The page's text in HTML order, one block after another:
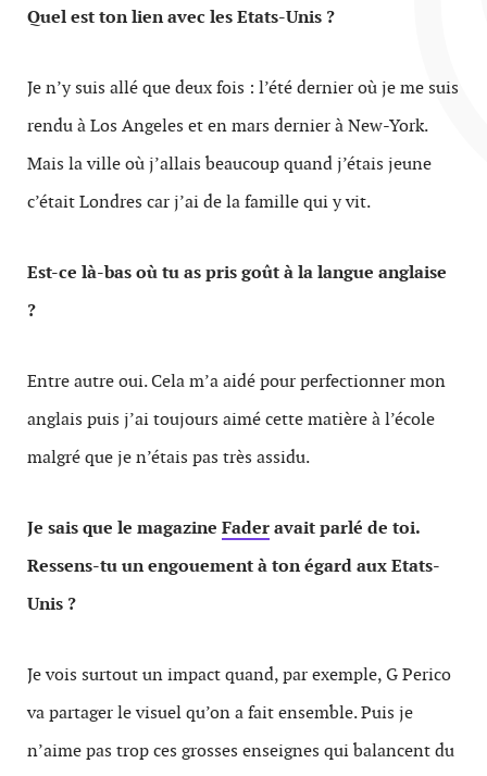
Quel est ton lien avec les Etats-Unis ?
Je n’y suis allé que deux fois : l’été dernier où je me suis
rendu à Los Angeles et en mars dernier à New-York.
Mais la ville où j’allais beaucoup quand j’étais jeune
c’était Londres car j’ai de la famille qui y vit.
Est-ce là-bas où tu as pris goût à la langue anglaise
?
Entre autre oui. Cela m’a aidé pour perfectionner mon
anglais puis j’ai toujours aimé cette matière à l’école
malgré que je n’étais pas très assidu.
Je sais que le magazine Faderavait parlé de toi.
Ressens-tu un engouement à ton égard aux Etats-
Unis ?
Je vois surtout un impact quand, par exemple, G Perico
va partager le visuel qu’on a fait ensemble. Puis je
n’aime pas trop ces grosses enseignes qui balancent du